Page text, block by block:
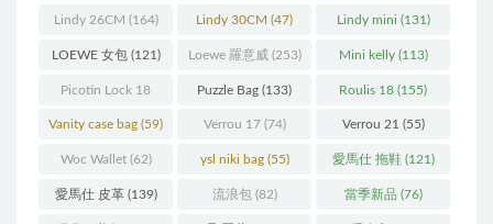
Lindy 26CM (164) Lindy 30CM (47) Lindy mini (131)
LOEWE 女包(121) Loewe 羅意威(253) Mini kelly(113)
Picotin Lock 18
(202)
Puzzle Bag (133) Roulis 18 (155)
Vanity case bag (59) Verrou 17(74) Verrou 21 (55)
Woc Wallet(62) ysl niki bag(55) 愛馬仕 拖鞋(121)
愛馬仕 皮革(139) 流浪包(82) 當季新品 (76)